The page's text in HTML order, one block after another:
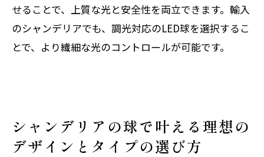
せることで、上質な光と安全性を両立できます。輸入
のシャンデリアでも、調光対応のLED球を選択するこ
とで、より繊細な光のコントロールが可能です。
シャンデリアの球で叶える理想の
デザインとタイプの選び方